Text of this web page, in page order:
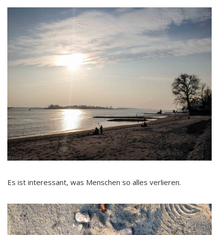
Es ist interessant, was Menschen so alles verlieren.